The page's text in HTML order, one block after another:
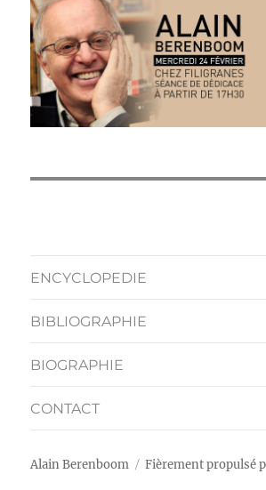
ENCYCLOPEDIE
BIBLIOGRAPHIE
BIOGRAPHIE
CONTACT
Alain Berenboom Fièrement propulsé